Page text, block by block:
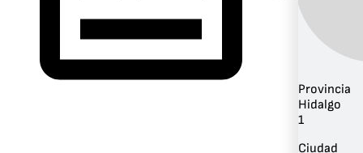
Provincia
Hidalgo
1
Ciudad